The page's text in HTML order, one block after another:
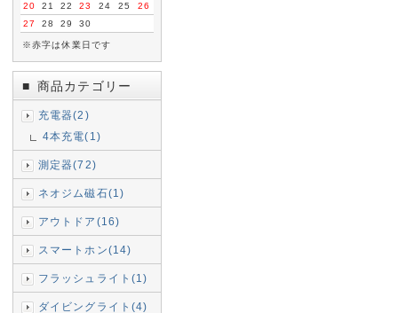
20
21 22 23 24 25
26
27
28 29 30
※赤字は休業日です
■ 商品カテゴリー
充電器(2)
4本充電(1)
測定器(72)
ネオジム磁石(1)
アウトドア(16)
スマートホン(14)
フラッシュライト(1)
ダイビングライト(4)